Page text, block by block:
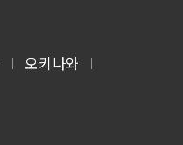
| 오키나와 |